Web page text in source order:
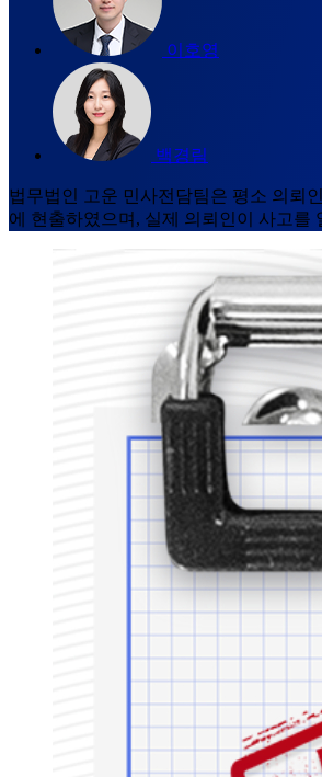
이호영
백경림
법무법인 고운 민사전담팀은 평소 의뢰
에 현출하였으며, 실제 의뢰인이 사고를